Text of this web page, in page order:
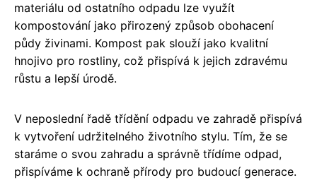
materiálu od ostatního odpadu lze využít
kompostování jako přirozený způsob obohacení
půdy živinami. Kompost pak slouží jako kvalitní
hnojivo pro rostliny, což přispívá k jejich zdravému
růstu a lepší úrodě.
V neposlední řadě třídění odpadu ve zahradě přispívá
k vytvoření udržitelného životního stylu. Tím, že se
staráme o svou zahradu a správně třídíme odpad,
přispíváme k ochraně přírody pro budoucí generace.